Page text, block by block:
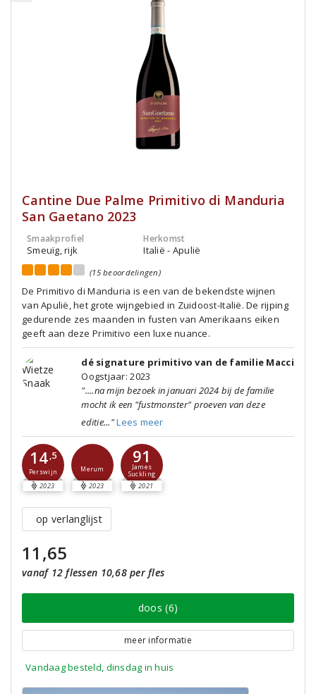
Cantine Due Palme Primitivo di Manduria
San Gaetano 2023
Smaakprofiel
Smeuïg, rijk
Herkomst
Italië - Apulië
(15 beoordelingen)
De Primitivo di Manduria is een van de bekendste wijnen
van Apulië, het grote wijngebied in Zuidoost-Italië. De rijping
gedurende zes maanden in fusten van Amerikaans eiken
geeft aan deze Primitivo een luxe nuance.
dé signature primitivo van de familie Macci
Oogstjaar: 2023
"....na mijn bezoek in januari 2024 bij de familie
mocht ik een "fustmonster" proeven van deze
editie..."Lees meer
14,5
Perswijn
2023
Merum
2023
91
James
Suckling
2021
op verlanglijst
11,65
vanaf 12 flessen 10,68 per fles
doos (6)
meer informatie
Vandaag besteld, dinsdag in huis